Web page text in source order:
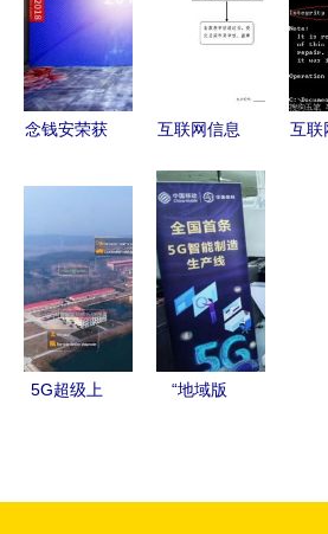
的世界中追
寻服务之道
开，引领互
务新变革
全
联
念钱安荣获
金融典范企
业奖”，合
规发展受行
业认可
互联网信息
管理之道
构建清朗网
络空间
互联
5G超级上
“地域版